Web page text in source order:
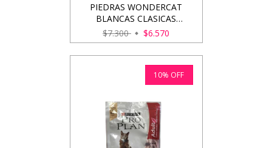
PIEDRAS WONDERCAT
BLANCAS CLASICAS
ECONOMICAS 4KG
$7.300 $6.570
10% OFF